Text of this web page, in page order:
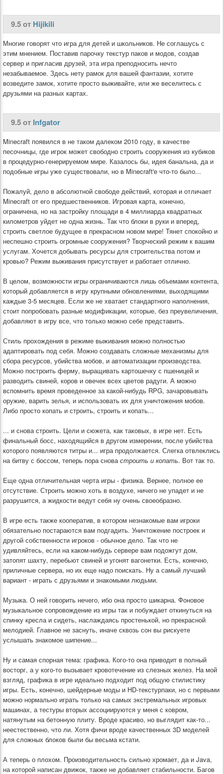
9.5 от Hijikili
Многие говорят что игра для детей и школьников. Не соглашусь с
этим мнением. Поставив парочку текстур паков и модов, создав
сервер и пригласив друзей, эта игра преподносить нечто
незабываемое. Здесь нету рамок для вашей фантазии, хотите
возведите замок, хотите просто выживайте, или же веселитесь с
друзьями на разных картах.
9.5 от Infgator
Minecraft появился в не таком далеком 2010 году, в качестве
песочницы, где игрок может свободно строить сооружения из кубиков
в процедурно-генерируемом мире. Казалось бы, идея банальна, да и
подобные игры уже существовали, но в Minecraft'е что-то было...
Пожалуй, дело в абсолютной свободе действий, которая и отличает
Minecraft от его предшественников. Игровая карта, конечно,
ограничена, но на застройку площади в 4 миллиарда квадратных
километров уйдет не одна жизнь. Так что блоки в руки и вперед,
строить светлое будущее в прекрасном новом мире! Тянет спокойно и
неспешно строить огромные сооружения? Творческий режим к вашим
услугам. Хочется добывать ресурсы для строительства потом и
кровью? Режим выживания присутствует и работает отлично.
В целом, возможности игры ограничиваются лишь объемами контента,
который добавляется в игру крупными обновлениями, выходящими
каждые 3-5 месяцев. Если же не хватает стандартного наполнения,
стоит попробовать разные модификации, которые, без преувеличения,
добавляют в игру все, что только можно себе представить.
Стиль прохождения в режиме выживания можно полностью
адаптировать под себя. Можно создавать сложные механизмы для
сбора ресурсов, убийства мобов, и автоматизации производства.
Можно построить ферму, выращивать картошечку с пшеницей и
разводить свиней, коров и овечек всех цветов радуги. А можно
вспомнить время проведенное за какой-нибудь RPG, зачаровывать
оружие, варить зелья, и использовать их для уничтожения мобов.
Либо просто копать и строить, строить и копать...
... и снова строить. Цели и сюжета, как таковых, в игре нет. Есть
финальный босс, находящийся в другом измерении, после убийства
которого появляются титры и... игра продолжается. Слегка отвлеклись
на битву с боссом, теперь пора сновастроить и копать. Вот так то.
Еще одна отличительная черта игры - физика. Вернее, полное ее
отсутствие. Строить можно хоть в воздухе, ничего не упадет и не
разрушится, а жидкости ведут себя ну очень своеобразно.
В игре есть также кооператив, в котором незнакомые вам игроки
обязательно постараются вам подгадить. Уничтожение построек и
другой собственности игроков - обычное дело. Так что не
удивляйтесь, если на каком-нибудь сервере вам подожгут дом,
затопят шахту, перебьют свиней и угонят вагонетки. Есть, конечно,
приличные сервера, но их еще надо поискать. Ну а самый лучший
вариант - играть с друзьями и знакомыми людьми.
Музыка. О ней говорить нечего, ибо она просто шикарна. Фоновое
музыкальное сопровождение из игры так и побуждает откинуться на
спинку кресла и сидеть, наслаждаясь простенькой, но прекрасной
мелодией. Главное не заснуть, иначе сквозь сон вы рискуете
услышать знакомое шипение...
Ну и самая спорная тема: графика. Кого-то она приводит в полный
восторг, а у кого-то вызывает кровотечение из слезных желез. На мой
взгляд, графика в игре идеально подходит под общую стилистику
игры. Есть, конечно, шейдерные моды и HD-текстурпаки, но с первыми
можно нормально играть только на самых экстремальных игровых
машинах, а тестуры вторых ассоциируются у меня с ковром,
натянутым на бетонную плиту. Вроде красиво, но выглядит как-то...
неестественно, что ли. Хотя фичи вроде качественных 3D моделей
для сложных блоков были бы весьма кстати.
А теперь о плохом. Производительность сильно хромает, да и Java,
на которой написан движок, также не добавляет стабильности. Багов